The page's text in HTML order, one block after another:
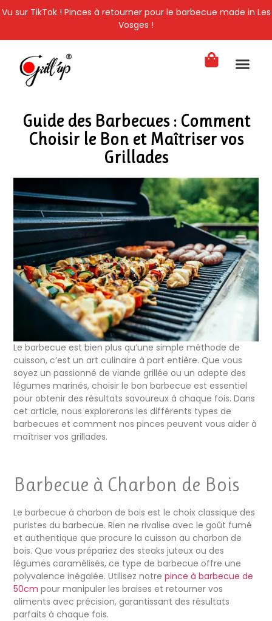
Vu sur TikTok ! Pinces à retourner pour le barbecue made in Les
Vosges !
Guide des Barbecues : Comment
Choisir le Bon et Maîtriser vos
Grillades
Le barbecue est bien plus qu’une simple méthode de
cuisson, c’est un art culinaire à part entière. Que vous
soyez un passionné de viande grillée ou un adepte des
légumes marinés, choisir le bon barbecue est essentiel
pour obtenir des résultats savoureux à chaque fois. Dans
cet article, nous explorerons les différents types de
barbecues et comment nos pinces peuvent vous aider à
maîtriser vos grillades.
Barbecue à Charbon de Bois
Le barbecue à charbon de bois est le choix classique des
puristes du barbecue. Rien ne rivalise avec le goût fumé
et authentique que procure la cuisson au charbon de
bois. Que vous prépariez des steaks juteux ou des
légumes caramélisés, ce type de barbecue offre une
polyvalence inégalée. Utilisez notrepince à barbecue de
50cm pour manipuler les braises et retourner vos
aliments avec précision, garantissant des résultats
parfaits à chaque fois.